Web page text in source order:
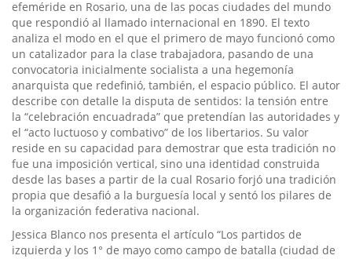
efeméride en Rosario, una de las pocas ciudades del mundo
que respondió al llamado internacional en 1890. El texto
analiza el modo en el que el primero de mayo funcionó como
un catalizador para la clase trabajadora, pasando de una
convocatoria inicialmente socialista a una hegemonía
anarquista que redefinió, también, el espacio público. El autor
describe con detalle la disputa de sentidos: la tensión entre
la “celebración encuadrada” que pretendían las autoridades y
el “acto luctuoso y combativo” de los libertarios. Su valor
reside en su capacidad para demostrar que esta tradición no
fue una imposición vertical, sino una identidad construida
desde las bases a partir de la cual Rosario forjó una tradición
propia que desafió a la burguesía local y sentó los pilares de
la organización federativa nacional.
Jessica Blanco nos presenta el artículo “Los partidos de
izquierda y los 1° de mayo como campo de batalla (ciudad de